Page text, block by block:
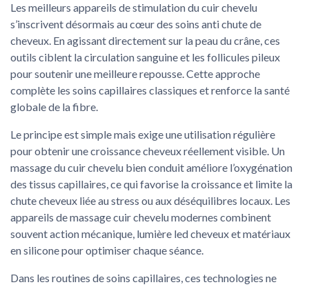
Les meilleurs appareils de stimulation du cuir chevelu
s’inscrivent désormais au cœur des soins anti chute de
cheveux. En agissant directement sur la peau du crâne, ces
outils ciblent la circulation sanguine et les follicules pileux
pour soutenir une meilleure repousse. Cette approche
complète les soins capillaires classiques et renforce la santé
globale de la fibre.
Le principe est simple mais exige une utilisation régulière
pour obtenir une croissance cheveux réellement visible. Un
massage du cuir chevelu bien conduit améliore l’oxygénation
des tissus capillaires, ce qui favorise la croissance et limite la
chute cheveux liée au stress ou aux déséquilibres locaux. Les
appareils de massage cuir chevelu modernes combinent
souvent action mécanique, lumière led cheveux et matériaux
en silicone pour optimiser chaque séance.
Dans les routines de soins capillaires, ces technologies ne